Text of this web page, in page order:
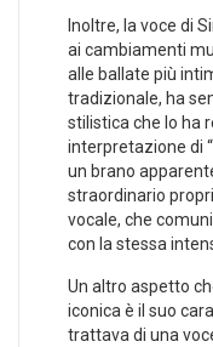
Inoltre, la voce di
ai cambiamenti
alle ballate più
tradizionale, ha
stilistica che lo ha
interpretazione di
un brano
straordinario
vocale, che
con la stessa
Un ‍altro aspetto
iconica è il suo
trattava di una⁤